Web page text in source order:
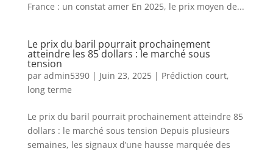
France : un constat amer En 2025, le prix moyen de...
Le prix du baril pourrait prochainement
atteindre les 85 dollars : le marché sous
tension
par admin5390| Juin 23, 2025| Prédiction court,
long terme
Le prix du baril pourrait prochainement atteindre 85
dollars : le marché sous tension Depuis plusieurs
semaines, les signaux d’une hausse marquée des